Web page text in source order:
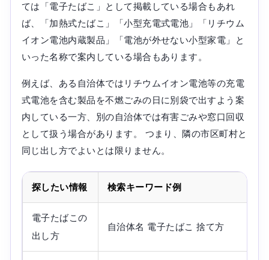
ては「電子たばこ」として掲載している場合もあれ
ば、「加熱式たばこ」「小型充電式電池」「リチウム
イオン電池内蔵製品」「電池が外せない小型家電」と
いった名称で案内している場合もあります。
例えば、ある自治体ではリチウムイオン電池等の充電
式電池を含む製品を不燃ごみの日に別袋で出すよう案
内している一方、別の自治体では有害ごみや窓口回収
として扱う場合があります。 つまり、隣の市区町村と
同じ出し方でよいとは限りません。
探したい情報 検索キーワード例
電子たばこの
出し方
自治体名 電子たばこ 捨て方